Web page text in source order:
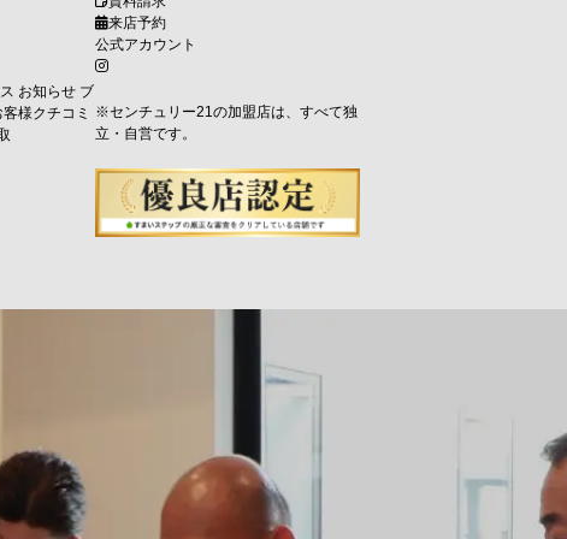
お知らせ ブ
客様クチコミ
来店予約
公式アカウント
※センチュリー21の加盟店は、すべて独
立・自営です。